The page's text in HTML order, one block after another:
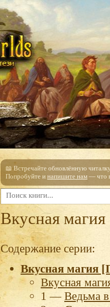
📖 Встречайте обновлённую
Попробуйте и напишите нам — что
Вкусная
Содержание серии:
Вкусная магия
Вкусная
1 —Ведьма